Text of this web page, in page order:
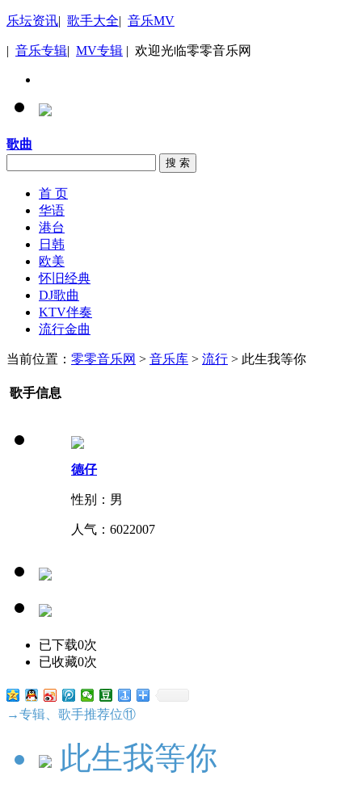
乐坛资讯| 歌手大全| 音乐MV
| 音乐专辑| MV专辑 | 欢迎光临零零音乐网
歌曲
搜 索
首 页
华语
港台
日韩
欧美
怀旧经典
DJ歌曲
KTV伴奏
流行金曲
当前位置： 零零音乐网 > 音乐库 > 流行 > 此生我等你
歌手信息
德仔
性别：男
人气： 6022007
已下载0次
已收藏0次
→专辑、歌手推荐位⑪
此生我等你